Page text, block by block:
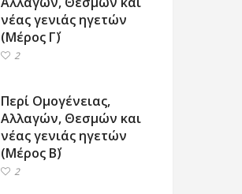
νέας γενιάς ηγετών
(Μέρος Γ΄)
2
Περί Ομογένειας,
Αλλαγών, Θεσμών και
νέας γενιάς ηγετών
(Μέρος Β΄)
2